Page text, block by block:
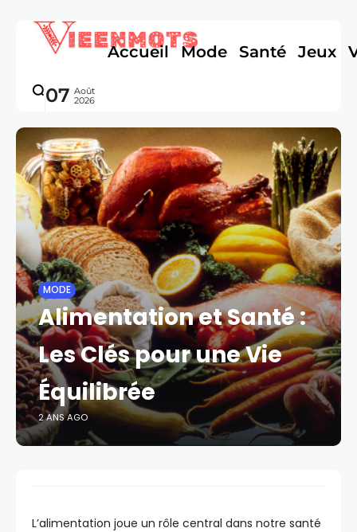
Accueil Mode Santé Jeux
07 Août
2026
MODE
Alimentation et Santé :
Les Clés pour une Vie
Équilibrée
2 ANS AGO
L’alimentation joue un rôle central dans notre santé